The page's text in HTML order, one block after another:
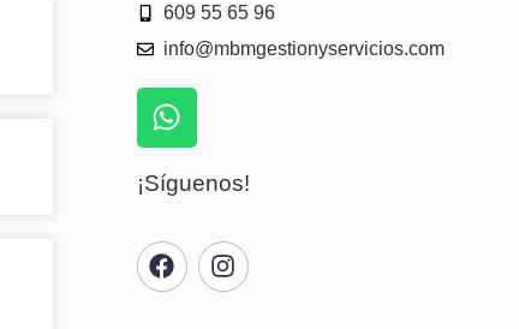
609 55 65 96
info@mbmgestionyservicios.com
¡Síguenos!